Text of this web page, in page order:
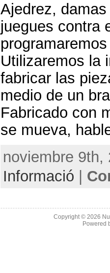
Ajedrez,
juegues contra
Utilizaremos la
fabricar las
medio de un
Fabricado con
se mueva,
noviembre 9th,
Informació
Copyright © 2026
Powered